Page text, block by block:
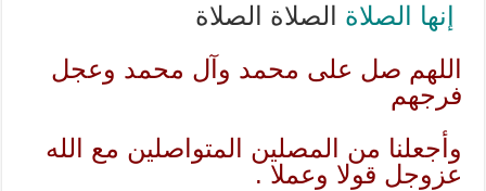
إنها الصلاة الصلاة الصلاة
اللهم صل على محمد وآل محمد وعجل
فرجهم
وأجعلنا من المصلين المتواصلين مع الله
عزوجل قولا وعملا .